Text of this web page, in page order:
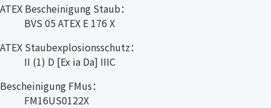
ATEX Bescheinigung Staub：
BVS 05 ATEX E 176 X
ATEX Staubexplosionsschutz：
II (1) D [Ex ia Da] IIIC
Bescheinigung FMus：
FM16US0122X